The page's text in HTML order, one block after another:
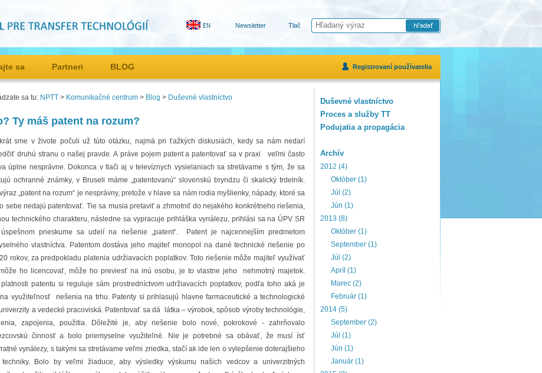
Newsletter Tlač
sa Partneri BLOG Registrovaní používatelia
sa tu: NPTT > Komunikačné centrum > Blog > Duševné vlastníctvo
Ty máš patent na rozum?
krát sme v živote počuli už túto otázku, najmä pri ťažkých diskusiách, kedy sa nám nedarí
druhú stranu o našej pravde. A práve pojem patent a patentovať sa v praxi veľmi často
úplne nesprávne. Dokonca v tlači aj v televíznych vysielaniach sa stretávame s tým, že sa
ochranné známky, v Bruseli máme „patentovanú“ slovenskú bryndzu či skalický trdelník.
„patent na rozum“ je nesprávny, pretože v hlave sa nám rodia myšlienky, nápady, ktoré sa
sebe nedajú patentovať. Tie sa musia pretaviť a zhmotniť do nejakého konkrétneho riešenia,
technického charakteru, následne sa vypracuje prihláška vynálezu, prihlási sa na ÚPV SR
prieskume sa udelí na riešenie „patent“. Patent je najcennejším predmetom
vlastníctva. Patentom dostáva jeho majiteľ monopol na dané technické riešenie po
rokov, za predpokladu platenia udržiavacích poplatkov. Toto riešenie môže majiteľ využívať
ho licencovať, môže ho previesť na inú osobu, je to vlastne jeho nehmotný majetok.
platnosti patentu si reguluje sám prostredníctvom udržiavacích poplatkov, podľa toho aká je
využiteľnosť riešenia na trhu. Patenty si prihlasujú hlavne farmaceutické a technologické
a vedecké pracoviská. Patentovať sa dá látka – výrobok, spôsob výroby technológie,
zapojenia, použitia. Dôležité je, aby riešenie bolo nové, pokrokové - zahrňovalo
činnosť a bolo priemyselne využiteľné. Nie je potrebné sa obávať, že musí ísť
vynálezy, s takými sa stretávame veľmi zriedka, stačí ak ide len o vylepšenie doterajšieho
techniky. Bolo by veľmi žiaduce, aby výsledky výskumu našich vedcov a univerzitných
Duševné vlastníctvo
Proces a služby TT
Podujatia a propagácia
Archív
2012 (4)
Október (1)
Júl (2)
Jún (1)
2013 (8)
Október (1)
September (1)
Júl (2)
Apríl (1)
Marec (2)
Február (1)
2014 (5)
September (2)
Júl (1)
Jún (1)
Január (1)